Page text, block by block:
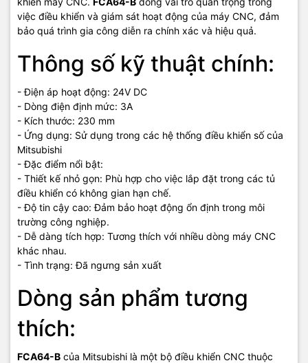
việc điều khiển và giám sát hoạt động của máy CNC, đảm
bảo quá trình gia công diễn ra chính xác và hiệu quả.
Thông số kỹ thuật chính:
- Điện áp hoạt động: 24V DC
- Dòng điện định mức: 3A
- Kích thước: 230 mm
- Ứng dụng: Sử dụng trong các hệ thống điều khiển số của
Mitsubishi
- Đặc điểm nổi bật:
- Thiết kế nhỏ gọn: Phù hợp cho việc lắp đặt trong các tủ
điều khiển có không gian hạn chế.
- Độ tin cậy cao: Đảm bảo hoạt động ổn định trong môi
trường công nghiệp.
- Dễ dàng tích hợp: Tương thích với nhiều dòng máy CNC
khác nhau.
- Tình trạng: Đã ngưng sản xuất
Dòng sản phẩm tương
thích:
FCA64-B của Mitsubishi là một bộ điều khiển CNC thuộc